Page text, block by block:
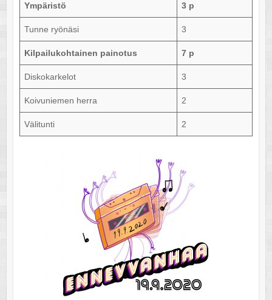
Ympäristö 3 p
Tunne ryönäsi 3
Kilpailukohtainen painotus 7 p
Diskokarkelot 3
Koivuniemen herra 2
Välitunti 2